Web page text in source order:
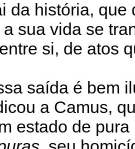
da história,
sua vida se
si, de atos
saída é bem
a Camus,
estado de